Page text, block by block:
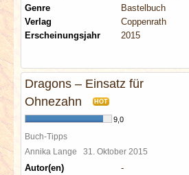
Genre
Bastelbuch
Verlag
Coppenrath
Erscheinungsjahr
2015
Dragons – Einsatz für
Ohnezahn
HOT
9,0
Buch-Tipps
Annika Lange 31. Oktober 2015
Autor(en)
-